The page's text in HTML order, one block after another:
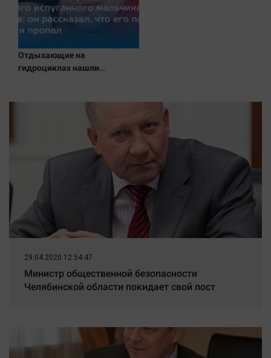
Обсуждаем
Отдых
Персона
Последняя инстанция
Отдыхающие на
гидроциклах нашли
29.04.2020 12:54:47
Министр общественной безопасности
Челябинской области покидает свой пост